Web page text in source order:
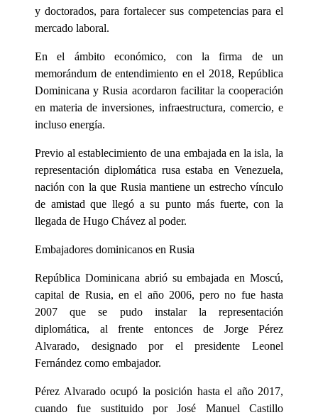
y doctorados, para fortalecer sus competencias para el
mercado laboral.
En el ámbito económico, con la firma de un
memorándum de entendimiento en el 2018, República
Dominicana y Rusia acordaron facilitar la cooperación
en materia de inversiones, infraestructura, comercio, e
incluso energía.
Previo al establecimiento de una embajada en la isla, la
representación diplomática rusa estaba en Venezuela,
nación con la que Rusia mantiene un estrecho vínculo
de amistad que llegó a su punto más fuerte, con la
llegada de Hugo Chávez al poder.
Embajadores dominicanos en Rusia
República Dominicana abrió su embajada en Moscú,
capital de Rusia, en el año 2006, pero no fue hasta
2007 que se pudo instalar la representación
diplomática, al frente entonces de Jorge Pérez
Alvarado, designado por el presidente Leonel
Fernández como embajador.
Pérez Alvarado ocupó la posición hasta el año 2017,
cuando fue sustituido por José Manuel Castillo